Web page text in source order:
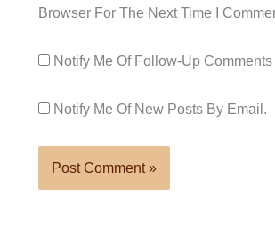
Browser For The Next Time I
Notify Me Of Follow-Up
Notify Me Of New Posts By Email.